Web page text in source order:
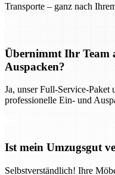
Transporte – ganz nach
Übernimmt Ihr Team
Auspacken?
Ja, unser Full-Service-Paket
professionelle Ein- und
Ist mein Umzugsgut
Selbstverständlich! Ihre